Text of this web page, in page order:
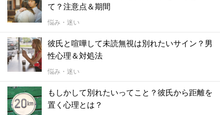
て？注意点＆期間
悩み・迷い
彼氏と喧嘩して未読無視は別れたいサイン？男
性心理＆対処法
悩み・迷い
もしかして別れたいってこと？彼氏から距離を
置く心理とは？